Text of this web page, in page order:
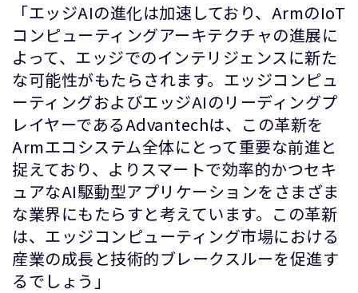
「エッジAIの進化は加速しており、ArmのIoT
コンピューティングアーキテクチャの進展に
よって、エッジでのインテリジェンスに新た
な可能性がもたらされます。エッジコンピュ
ーティングおよびエッジAIのリーディングプ
レイヤーであるAdvantechは、この革新を
Armエコシステム全体にとって重要な前進と
捉えており、よりスマートで効率的かつセキ
ュアなAI駆動型アプリケーションをさまざま
な業界にもたらすと考えています。この革新
は、エッジコンピューティング市場における
産業の成長と技術的ブレークスルーを促進す
るでしょう」